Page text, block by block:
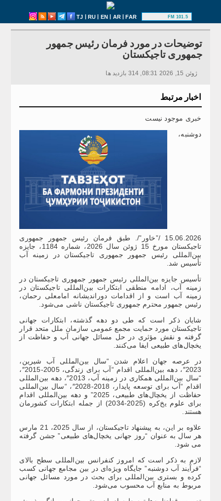
TJ | RU | EN | AR|FAR 101.5 FM
توضیحات در مورد فرمان رئیس جمهور
جمهوری تاجیکستان
ژوئن 15, 2026 08:31, 314 بازدید ها
اخبار مرتبط
خبری موجود نیست
دوشنبه،
15.06.2026 /”خاور”/. طبق فرمان رئیس جمهور جمهوری
تاجیکستان مورخ 15 ژوئن سال 2026، شماره 1184، جایزه
بین‌المللی رئیس جمهور جمهوری تاجیکستان در زمینه آب
تأسیس شد.
تأسیس جایزه بین‌المللی رئیس جمهور جمهوری تاجیکستان در
زمینه آب، ادامه منطقی ابتکارات بین‌المللی تاجیکستان در
زمینه آب است و از اقدامات دوراندیشانه امامعلی رحمان،
رئیس جمهور محترم جمهوری تاجیکستان ناشی می‌شود.
شایان ذکر است که طی دو دهه گذشته، ابتکارات جهانی
تاجیکستان مورد حمایت مجمع عمومی سازمان ملل متحد قرار
گرفته و نقش مؤثری در حل مسائل جهانی آب و حفاظت از
یخچال‌های طبیعی ایفا می‌کنند.
در عرصه جهان اعلام شدن “سال بین‌المللی آب شیرین،
2023″، دهه بین‌المللی اقدام “آب برای زندگی، 2005-2015″،
“سال بین‌المللی همکاری در زمینه آب، 2013″، دهه بین‌المللی
اقدام “آب برای توسعه پایدار، 2018-2028″، “سال بین‌المللی
حفاظت از یخچال‌های طبیعی، 2025” و دهه بین‌المللی اقدام
برای علوم یخ‌کره (2025-2034) از جمله ابتکارات کشورمان
هستند.
علاوه بر این، به پیشنهاد تاجیکستان، از سال 2025، 21 مارس
هر سال به عنوان “روز جهانی یخچال‌های طبیعی” جشن گرفته
می شود.
لازم به ذکر است که امروز کنفرانس بین‌المللی سطح بالای
“فرآیند آب دوشنبه” جایگاه ویژه‌ای در بین مجامع جهانی کسب
کرده و بستری بین‌المللی برای بحث در مورد مسائل جهانی
مربوط به منابع آب محسوب می‌شود.